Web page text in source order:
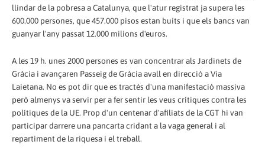
llindar de la pobresa a Catalunya, que l'atur registrat ja supera les
600.000 persones, que 457.000 pisos estan buits i que els bancs van
guanyar l'any passat 12.000 milions d'euros.
A les 19 h. unes 2000 persones es van concentrar als Jardinets de
Gràcia i avançaren Passeig de Gràcia avall en direcció a Via
Laietana. No es pot dir que es tractés d'una manifestació massiva
però almenys va servir per a fer sentir les veus crítiques contra les
polítiques de la UE. Prop d'un centenar d'afiliats de la CGT hi van
participar darrere una pancarta cridant a la vaga general i al
repartiment de la riquesa i el treball.